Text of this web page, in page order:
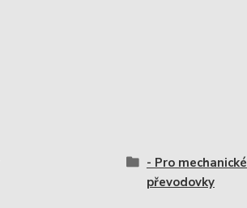
- Pro mechanické
převodovky